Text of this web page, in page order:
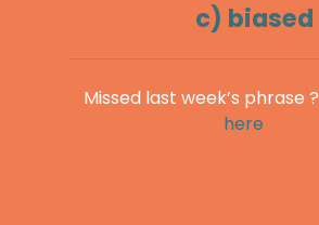
c) biased
Missed last week’s phrase ?
here